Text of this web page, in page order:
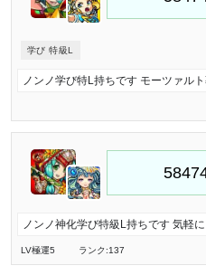
学び 特級L
ノンノ学び特L持ちです モーツァルト
ノンノ神化学び特級L持ちです 気軽
LV極運5 ランク:137